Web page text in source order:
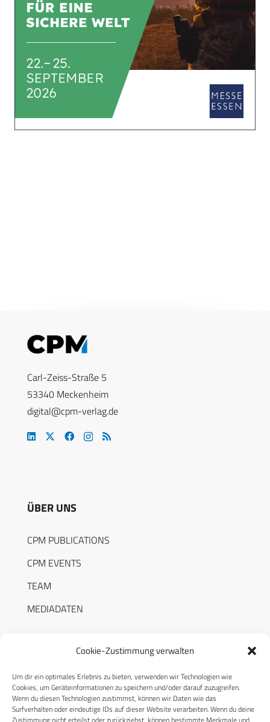
Cookie-Zustimmung verwalten
Um dir ein optimales Erlebnis zu bieten, verwenden wir Technologien wie
Cookies, um Geräteinformationen zu speichern und/oder darauf zuzugreifen.
Wenn du diesen Technologien zustimmst, können wir Daten wie das
Surfverhalten oder eindeutige IDs auf dieser Website verarbeiten. Wenn du deine
Carl-Zeiss-Straße 5
53340 Meckenheim
digital@cpm-verlag.de
ÜBER UNS
CPM PUBLICATIONS
CPM EVENTS
TEAM
MEDIADATEN
RECHTLICHES
Datenschutzerklärung